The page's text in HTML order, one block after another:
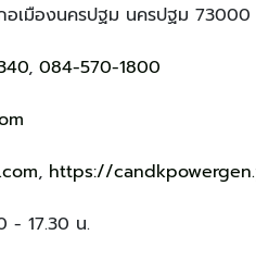
อเมืองนครปฐม นครปฐม 73000
, 084-570-1800
, https://
- 17.30 น.